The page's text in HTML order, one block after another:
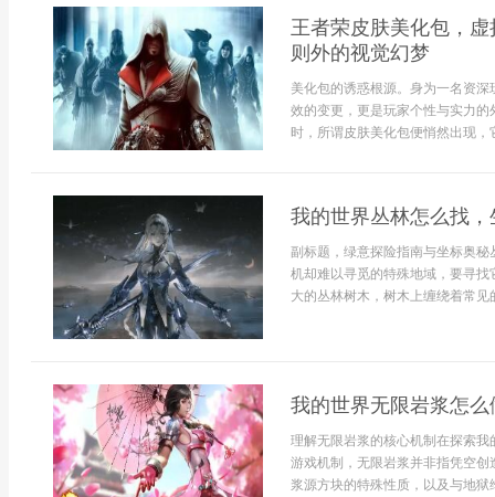
王者荣皮肤美化包，
则外的视觉幻梦
美化包的诱惑根源。身为一名资
效的变更，更是玩家个性与实力
时，所谓皮肤美化包便悄然出现
我的世界丛林怎么找
副标题，绿意探险指南与坐标奥
机却难以寻觅的特殊地域，要寻
大的丛林树木，树木上缠绕着常见
我的世界无限岩浆怎
理解无限岩浆的核心机制在探索
游戏机制，无限岩浆并非指凭空
浆源方块的特殊性质，以及与地